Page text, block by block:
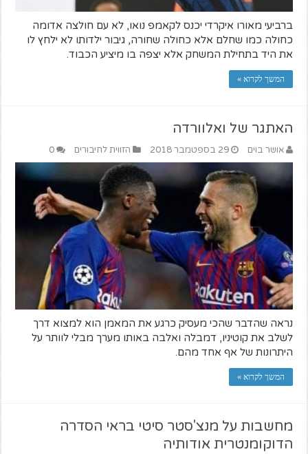
ברביעי מאורו איקרדי יכנס לקאמפ נואו, לא עם חולצה אדומה
כחולה כמו שחלם אלא כחולה שחורה, גיבור ילדותו לא ילחץ לו
את היד בתחילת המשחק אלא יצפה בו מיציע הכבוד.
המשך לקרוא »
האתגר של ואלוורדה
אושר בוים 29 בספטמבר 2018 הזווית לחיבורים 0
נראה שהדבר שהכי מעסיק כרגע את המאמן הוא למצוא דרך
לשלב את קוטיניו, דמבלה ואלבה באותו מערך מבלי לוותר על
היתרונות של אף אחד מהם.
המשך לקרוא »
מחשבות על מנצ'סטר סיטי בראי הסדרה
הדוקומנטרית אודותיה